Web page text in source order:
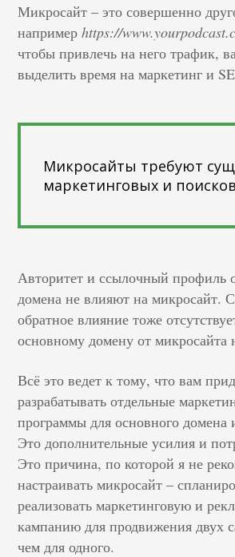
Микросайт – это совершенно
напримерhttps://
чтобы привлечь на него трафик,
выделить время на маркетинг и
Микросайты требуют
маркетинговых и
Авторитет и ссылочный профиль
домена не влияют на микросайт.
обратное влияние тоже
основному домену от микросайта
Всё это ведет к тому, что вам
разрабатывать отдельные
программы для основного домена
Это дополнительные усилия и
Это причина, по которой я не
настраивать микросайт –
реализовать маркетинговую и
кампанию для продвижения двух
чем для одного.